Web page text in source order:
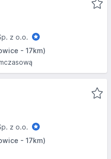
z o.o.
- 17km)
z o.o.
- 17km)